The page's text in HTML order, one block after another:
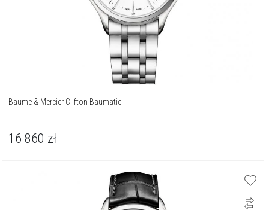
Baume & Mercier Clifton Baumatic
16 860 zł